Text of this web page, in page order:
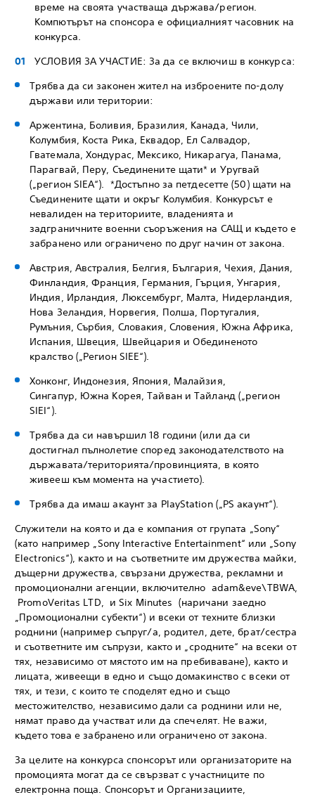
време на своята участваща държава/регион.
Компютърът на спонсора е официалният часовник на
конкурса.
УСЛОВИЯ ЗА УЧАСТИЕ: За да се включиш в конкурса:
Трябва да си законен жител на изброените по-долу
държави или територии:
Аржентина, Боливия, Бразилия, Канада, Чили,
Колумбия, Коста Рика, Еквадор, Ел Салвадор,
Гватемала, Хондурас, Мексико, Никарагуа, Панама,
Парагвай, Перу, Съединените щати* и Уругвай
(„регион SIEA“). *Достъпно за петдесетте (50) щати на
Съединените щати и окръг Колумбия. Конкурсът е
невалиден на териториите, владенията и
задграничните военни съоръжения на САЩ и където е
забранено или ограничено по друг начин от закона.
Австрия, Австралия, Белгия, България, Чехия, Дания,
Финландия, Франция, Германия, Гърция, Унгария,
Индия, Ирландия, Люксембург, Малта, Нидерландия,
Нова Зеландия, Норвегия, Полша, Португалия,
Румъния, Сърбия, Словакия, Словения, Южна Африка,
Испания, Швеция, Швейцария и Обединеното
кралство („Регион SIEE“).
Хонконг, Индонезия, Япония, Малайзия,
Сингапур, Южна Корея, Тайван и Тайланд („регион
SIEI“).
Трябва да си навършил 18 години (или да си
достигнал пълнолетие според законодателството на
държавата/територията/провинцията, в която
живееш към момента на участието).
Трябва да имаш акаунт за PlayStation („PS акаунт“).
Служители на която и да е компания от групата „Sony“
(като например „Sony Interactive Entertainment“ или „Sony
Electronics“), както и на съответните им дружества майки,
дъщерни дружества, свързани дружества, рекламни и
промоционални агенции, включително adam&eve\TBWA,
PromoVeritas LTD, и Six Minutes (наричани заедно
„Промоционални субекти“) и всеки от техните близки
роднини (например съпруг/а, родител, дете, брат/сестра
и съответните им съпрузи, както и „сродните“ на всеки от
тях, независимо от мястото им на пребиваване), както и
лицата, живеещи в едно и също домакинство с всеки от
тях, и тези, с които те споделят едно и също
местожителство, независимо дали са роднини или не,
нямат право да участват или да спечелят. Не важи,
където това е забранено или ограничено от закона.
За целите на конкурса спонсорът или организаторите на
промоцията могат да се свързват с участниците по
електронна поща. Спонсорът и Организациите,